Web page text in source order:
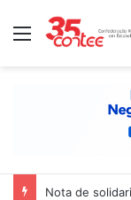
Menu
Nota de